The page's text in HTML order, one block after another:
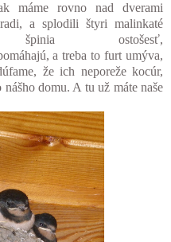
máme rovno nad dverami
a splodili štyri malinkaté
ostošesť,
a treba to furt umýva,
že ich neporeže kocúr,
domu. A tu už máte naše